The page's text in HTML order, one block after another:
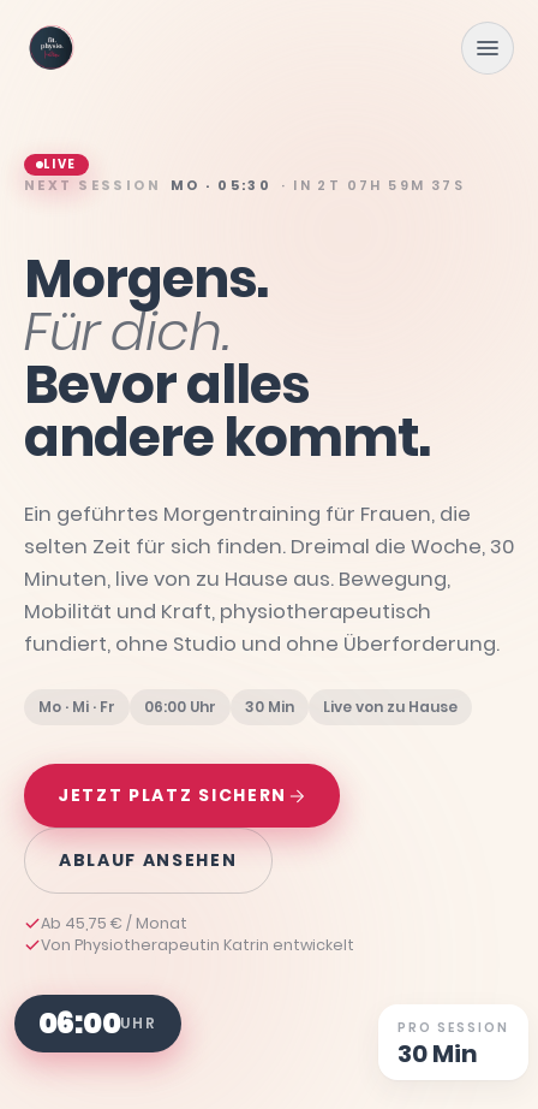
LIVE
NEXT SESSION MO · 05:30 · IN 2T 07H 59M 36S
Morgens.
Fürdich.
Bevoralles
anderekommt.
Ein geführtes Morgentraining für Frauen, die
selten Zeit für sich finden. Dreimal die Woche, 30
Minuten, live von zu Hause aus. Bewegung,
Mobilität und Kraft, physiotherapeutisch
fundiert, ohne Studio und ohne Überforderung.
Mo · Mi · Fr 06:00 Uhr 30 Min Live von zu Hause
JETZT PLATZ SICHERN
ABLAUF ANSEHEN
Ab 45,75 € / Monat
Von Physiotherapeutin Katrin entwickelt
06:00UHR PRO SESSION
30 Min